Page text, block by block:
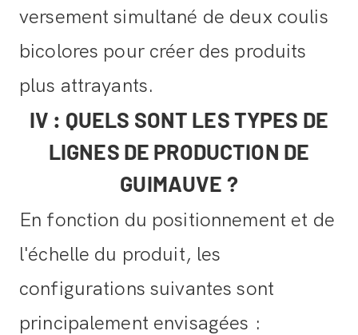
versement simultané de deux coulis
bicolores pour créer des produits
plus attrayants.
IV : QUELS SONT LES TYPES DE
LIGNES DE PRODUCTION DE
GUIMAUVE ?
En fonction du positionnement et de
l'échelle du produit, les
configurations suivantes sont
principalement envisagées :